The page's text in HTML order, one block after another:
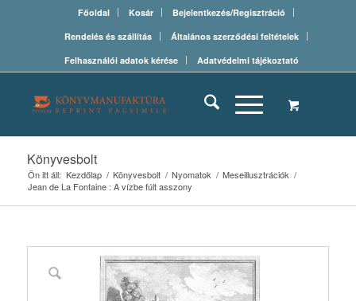
Főoldal Kosár
Bejelentkezés/Regisztráció
Rendelés és szállítás
Általános szerződési feltételek
Felhasználói adatok kérése
Adatvédelmi tájékoztató
Könyvesbolt
Ön itt áll: Kezdőlap / Könyvesbolt / Nyomatok / Meseillusztrációk /
Jean de La Fontaine : A vízbe fúlt asszony